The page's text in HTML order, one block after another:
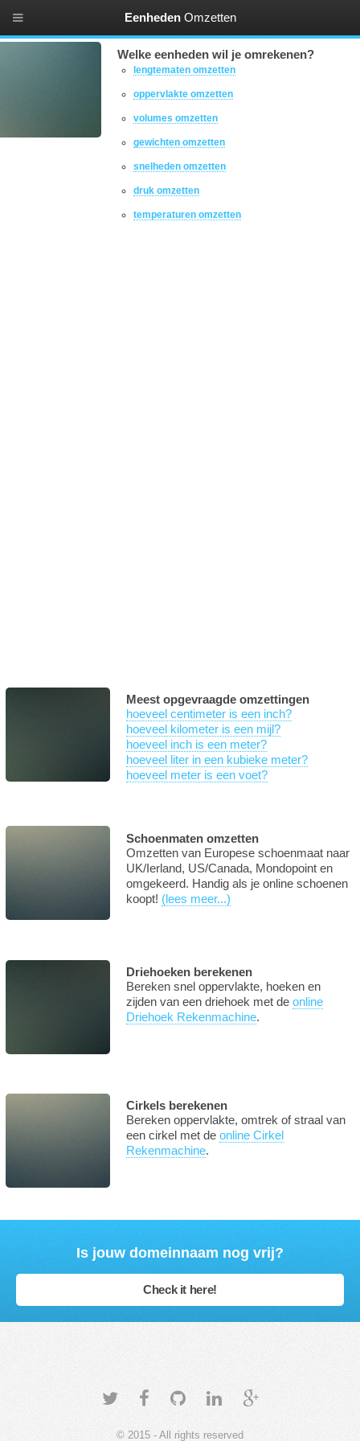
Welke eenheden wil je omrekenen?
lengtematen omzetten
oppervlakte omzetten
volumes omzetten
gewichten omzetten
snelheden omzetten
druk omzetten
temperaturen omzetten
Meest opgevraagde omzettingen
hoeveel centimeter is een inch?
hoeveel kilometer is een mijl?
hoeveel inch is een meter?
hoeveel liter in een kubieke meter?
hoeveel meter is een voet?
Schoenmaten omzetten
Omzetten van Europese schoenmaat naar
UK/Ierland, US/Canada, Mondopoint en
omgekeerd. Handig als je online schoenen
koopt! (lees meer...)
Driehoeken berekenen
Bereken snel oppervlakte, hoeken en
zijden van een driehoek met deonline
Driehoek Rekenmachine.
Cirkels berekenen
Bereken oppervlakte, omtrek of straal van
een cirkel met deonline Cirkel
Rekenmachine.
Is jouw domeinnaam nog vrij?
Check it here!
© 2015 - All rights reserved
Eenheden Omzetten